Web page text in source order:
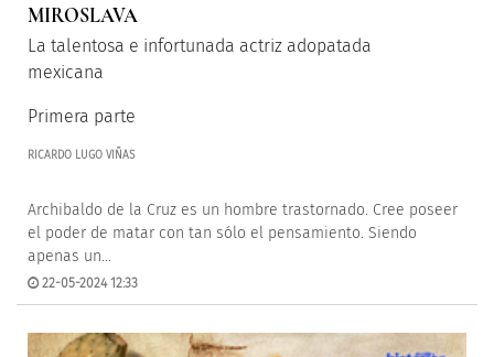
MIROSLAVA
La talentosa e infortunada actriz adopatada
mexicana
Primera parte
RICARDO LUGO VIÑAS
Archibaldo de la Cruz es un hombre trastornado. Cree poseer
el poder de matar con tan sólo el pensamiento. Siendo
apenas un...
22-05-2024 12:33